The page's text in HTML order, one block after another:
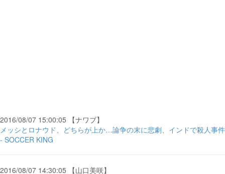
2016/08/07 15:00:05 【ナワブ】
メッシとロナウド、どちらが上か…論争の末に悲劇、インドで殺人事件
- SOCCER KING
2016/08/07 14:30:05 【山口美咲】